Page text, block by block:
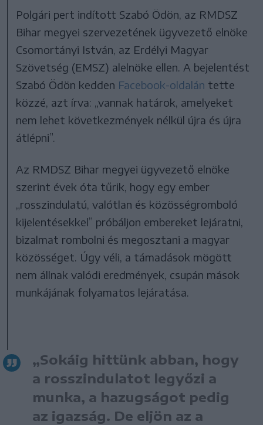
Polgári pert indított Szabó Ödön, az RMDSZ
Bihar megyei szervezetének ügyvezető elnöke
Csomortányi István, az Erdélyi Magyar
Szövetség (EMSZ) alelnöke ellen. A bejelentést
Szabó Ödön kedden Facebook-oldalán tette
közzé, azt írva: „vannak határok, amelyeket
nem lehet következmények nélkül újra és újra
átlépni”.
Az RMDSZ Bihar megyei ügyvezető elnöke
szerint évek óta tűrik, hogy egy ember
„rosszindulatú, valótlan és közösségromboló
kijelentésekkel” próbáljon embereket lejáratni,
bizalmat rombolni és megosztani a magyar
közösséget. Úgy véli, a támadások mögött
nem állnak valódi eredmények, csupán mások
munkájának folyamatos lejáratása.
„Sokáig hittünk abban, hogy
a rosszindulatot legyőzi a
munka, a hazugságot pedig
az igazság. De eljön az a